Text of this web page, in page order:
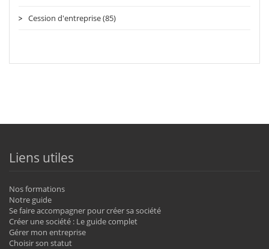
Cession d'entreprise (85)
Liens utiles
Nos formations
Notre guide
Se faire accompagner pour créer sa société
Créer une société : Le guide complet
Gérer mon entreprise
Choisir son statut